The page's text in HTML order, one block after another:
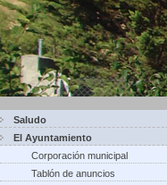
Saludo
El Ayuntamiento
Corporación municipal
Tablón de anuncios